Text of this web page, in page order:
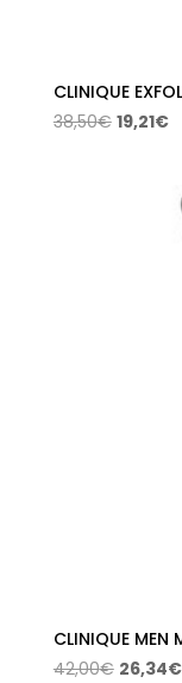
CLINIQUE
38,50€ El
19,21€El
CLINIQUE MEN
42,00€ El
26,34€El